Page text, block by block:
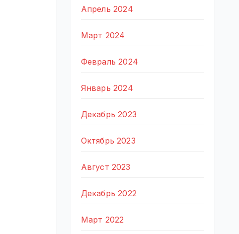
Апрель 2024
Март 2024
Февраль 2024
Январь 2024
Декабрь 2023
Октябрь 2023
Август 2023
Декабрь 2022
Март 2022